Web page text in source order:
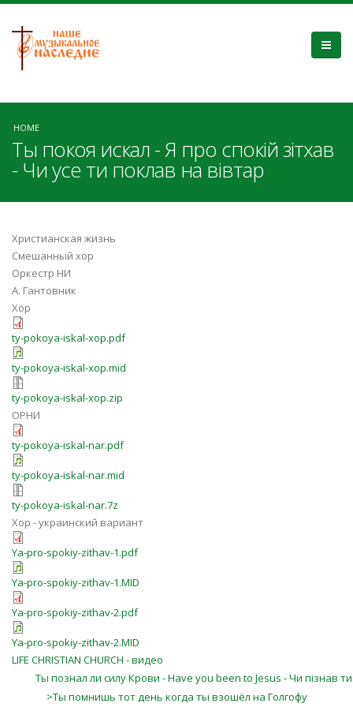
HOME
Ты покоя искал - Я про спокій зітхав
- Чи усе ти поклав на вівтар
Христианская жизнь
Смешанный хор
Оркестр НИ
А. Гантовник
Хор
ty-pokoya-iskal-xop.pdf
ty-pokoya-iskal-xop.mid
ty-pokoya-iskal-xop.zip
ОРНИ
ty-pokoya-iskal-nar.pdf
ty-pokoya-iskal-nar.mid
ty-pokoya-iskal-nar.7z
Хор - украинский вариант
Ya-pro-spokiy-zithav-1.pdf
Ya-pro-spokiy-zithav-1.MID
Ya-pro-spokiy-zithav-2.pdf
Ya-pro-spokiy-zithav-2.MID
LIFE CHRISTIAN CHURCH - видео
Ты познал ли силу Крови - Have you been to Jesus - Чи пізнав ти
>Ты помнишь тот день когда ты взошёл на Голгофу